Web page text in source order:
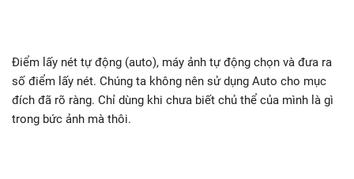
Điểm lấy nét tự động (auto), máy ảnh tự động chọn và đưa ra
số điểm lấy nét. Chúng ta không nên sử dụng Auto cho mục
đích đã rõ ràng. Chỉ dùng khi chưa biết chủ thể của mình là gì
trong bức ảnh mà thôi.